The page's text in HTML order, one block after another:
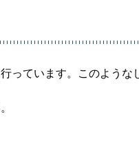
っています。このような